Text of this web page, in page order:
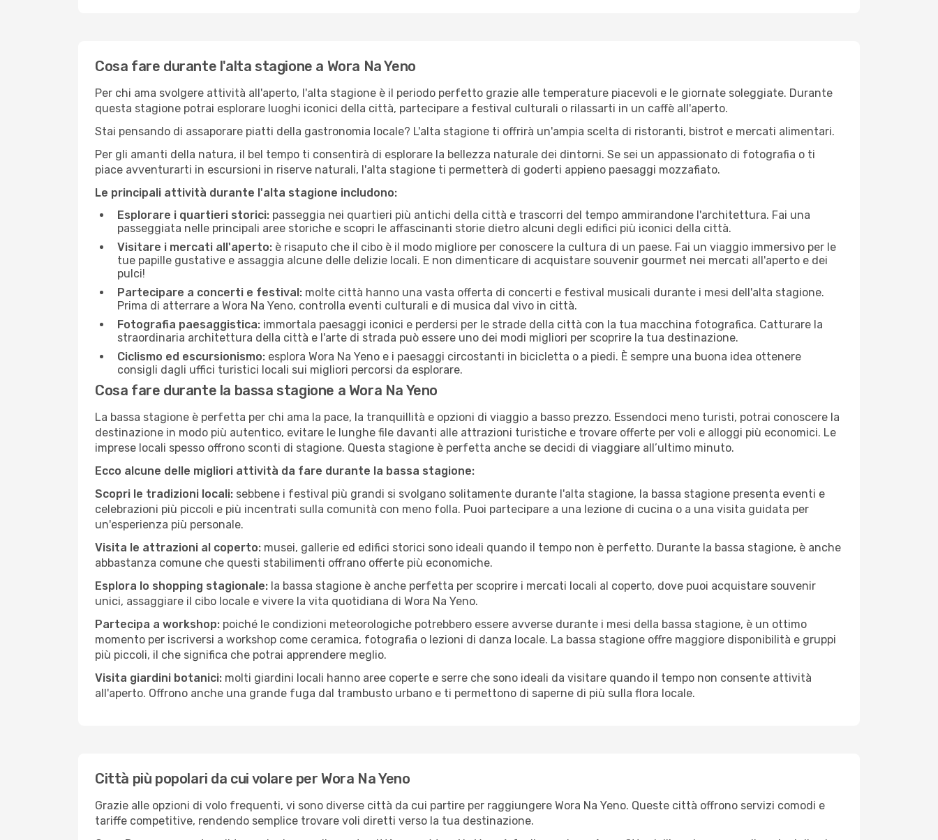
Cosa fare durante l'alta stagione a Wora Na Yeno
Per chi ama svolgere attività all'aperto, l'alta stagione è il periodo perfetto grazie alle temperature piacevoli e le giornate soleggiate. Durante
questa stagione potrai esplorare luoghi iconici della città, partecipare a festival culturali o rilassarti in un caffè all'aperto.
Stai pensando di assaporare piatti della gastronomia locale? L'alta stagione ti offrirà un'ampia scelta di ristoranti, bistrot e mercati alimentari.
Per gli amanti della natura, il bel tempo ti consentirà di esplorare la bellezza naturale dei dintorni. Se sei un appassionato di fotografia o ti
piace avventurarti in escursioni in riserve naturali, l'alta stagione ti permetterà di goderti appieno paesaggi mozzafiato.
Le principali attività durante l'alta stagione includono:
Esplorare i quartieri storici: passeggia nei quartieri più antichi della città e trascorri del tempo ammirandone l'architettura. Fai una
passeggiata nelle principali aree storiche e scopri le affascinanti storie dietro alcuni degli edifici più iconici della città.
Visitare i mercati all'aperto: è risaputo che il cibo è il modo migliore per conoscere la cultura di un paese. Fai un viaggio immersivo per le
tue papille gustative e assaggia alcune delle delizie locali. E non dimenticare di acquistare souvenir gourmet nei mercati all'aperto e dei
pulci!
Partecipare a concerti e festival: molte città hanno una vasta offerta di concerti e festival musicali durante i mesi dell'alta stagione.
Prima di atterrare a Wora Na Yeno, controlla eventi culturali e di musica dal vivo in città.
Fotografia paesaggistica: immortala paesaggi iconici e perdersi per le strade della città con la tua macchina fotografica. Catturare la
straordinaria architettura della città e l'arte di strada può essere uno dei modi migliori per scoprire la tua destinazione.
Ciclismo ed escursionismo: esplora Wora Na Yeno e i paesaggi circostanti in bicicletta o a piedi. È sempre una buona idea ottenere
consigli dagli uffici turistici locali sui migliori percorsi da esplorare.
Cosa fare durante la bassa stagione a Wora Na Yeno
La bassa stagione è perfetta per chi ama la pace, la tranquillità e opzioni di viaggio a basso prezzo. Essendoci meno turisti, potrai conoscere la
destinazione in modo più autentico, evitare le lunghe file davanti alle attrazioni turistiche e trovare offerte per voli e alloggi più economici. Le
imprese locali spesso offrono sconti di stagione. Questa stagione è perfetta anche se decidi di viaggiare all’ultimo minuto.
Ecco alcune delle migliori attività da fare durante la bassa stagione:
Scopri le tradizioni locali: sebbene i festival più grandi si svolgano solitamente durante l'alta stagione, la bassa stagione presenta eventi e
celebrazioni più piccoli e più incentrati sulla comunità con meno folla. Puoi partecipare a una lezione di cucina o a una visita guidata per
un'esperienza più personale.
Visita le attrazioni al coperto: musei, gallerie ed edifici storici sono ideali quando il tempo non è perfetto. Durante la bassa stagione, è anche
abbastanza comune che questi stabilimenti offrano offerte più economiche.
Esplora lo shopping stagionale: la bassa stagione è anche perfetta per scoprire i mercati locali al coperto, dove puoi acquistare souvenir
unici, assaggiare il cibo locale e vivere la vita quotidiana di Wora Na Yeno.
Partecipa a workshop: poiché le condizioni meteorologiche potrebbero essere avverse durante i mesi della bassa stagione, è un ottimo
momento per iscriversi a workshop come ceramica, fotografia o lezioni di danza locale. La bassa stagione offre maggiore disponibilità e gruppi
più piccoli, il che significa che potrai apprendere meglio.
Visita giardini botanici: molti giardini locali hanno aree coperte e serre che sono ideali da visitare quando il tempo non consente attività
all'aperto. Offrono anche una grande fuga dal trambusto urbano e ti permettono di saperne di più sulla flora locale.
Città più popolari da cui volare per Wora Na Yeno
Grazie alle opzioni di volo frequenti, vi sono diverse città da cui partire per raggiungere Wora Na Yeno. Queste città offrono servizi comodi e
tariffe competitive, rendendo semplice trovare voli diretti verso la tua destinazione.